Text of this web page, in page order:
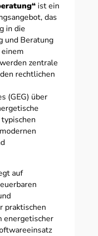
ist ein
das
in die
und Beratung
zentrale
rechtlichen
(GEG) über
auf
praktischen
energetischer